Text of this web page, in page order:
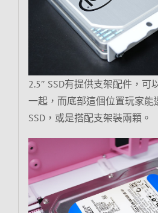
2.5″ SSD有提供支架配件，可
一起，而底部這個位置玩家能
SSD，或是搭配支架裝兩顆。